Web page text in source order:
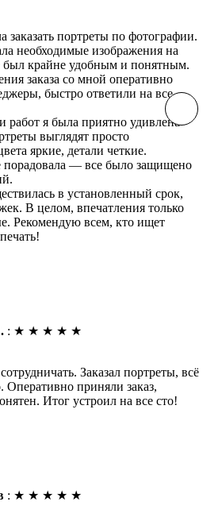
заказать портреты по фотографии.
необходимые изображения на
был крайне удобным и понятным.
заказа со мной оперативно
быстро ответили на все
работ я была приятно удивлена
выглядят просто
яркие, детали четкие.
порадовала — все было защищено
в установленный срок,
В целом, впечатления только
Рекомендую всем, кто ищет
: ★ ★ ★ ★ ★
Заказал портреты, всё
Оперативно приняли заказ,
Итог устроил на все сто!
: ★ ★ ★ ★ ★